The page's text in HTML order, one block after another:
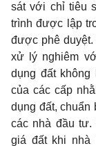
sát với chỉ tiêu
trình được lập
được phê duyệt.
xử lý nghiêm
dụng đất không
của các cấp
dụng đất, chuẩn
các nhà đầu tư.
giá đất khi nhà